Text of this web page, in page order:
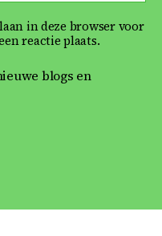
in deze browser voor
reactie plaats.
blogs en